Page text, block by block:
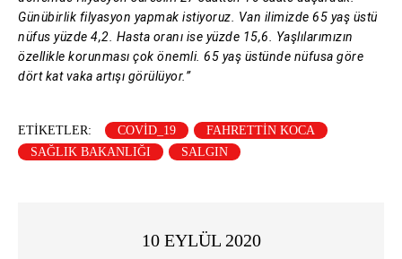
Günübirlik filyasyon yapmak istiyoruz. Van ilimizde 65 yaş üstü
nüfus yüzde 4,2. Hasta oranı ise yüzde 15,6. Yaşlılarımızın
özellikle korunması çok önemli. 65 yaş üstünde nüfusa göre
dört kat vaka artışı görülüyor.”
ETIKETLER: COVID_19
FAHRETTIN KOCA
SAĞLIK BAKANLIĞI
SALGIN
10 EYLÜL 2020